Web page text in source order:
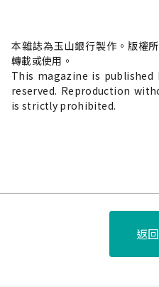
本雜誌為玉山銀行製作。版權
轉載或使用。
This magazine is published
reserved. Reproduction
is strictly prohibited.
返